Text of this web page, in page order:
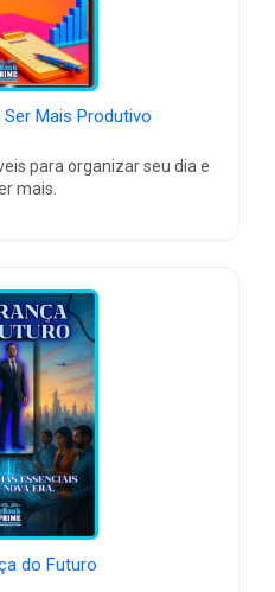
Ser Mais Produtivo
para organizar seu dia e
mais.
do Futuro